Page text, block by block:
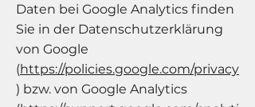
Daten bei Google Analytics finden
Sie in der Datenschutzerklärung
von Google
(https://policies.google.com/privacy
) bzw. von Google Analytics